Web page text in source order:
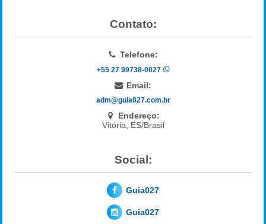
Contato:
Telefone:
+55 27 99738-0027
Email:
adm@guia027.com.br
Endereço:
Vitória, ES/Brasil
Social:
Guia027
Guia027